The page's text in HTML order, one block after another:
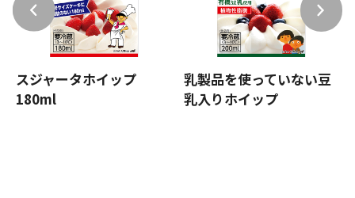
スジャータホイップ
180ml
乳製品を使っていない豆
乳入りホイップ